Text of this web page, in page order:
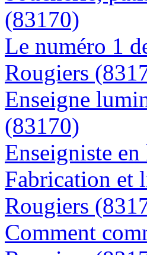
(83170)
Le numéro 1
Rougiers
Enseigne
(83170)
Enseigniste
Fabrication et
Rougiers
Comment